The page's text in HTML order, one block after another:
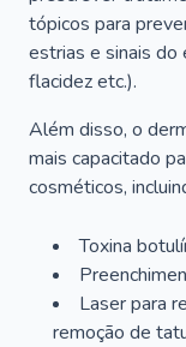
tópicos para
estrias e sinais do
flacidez etc.).
Além disso, o
mais capacitado
cosméticos,
Toxina
Laser para
remoção de